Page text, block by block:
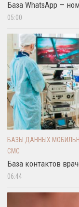
База WhatsApp —
05:00
БАЗЫ ДАННЫХ
СМС
База контактов
06:44